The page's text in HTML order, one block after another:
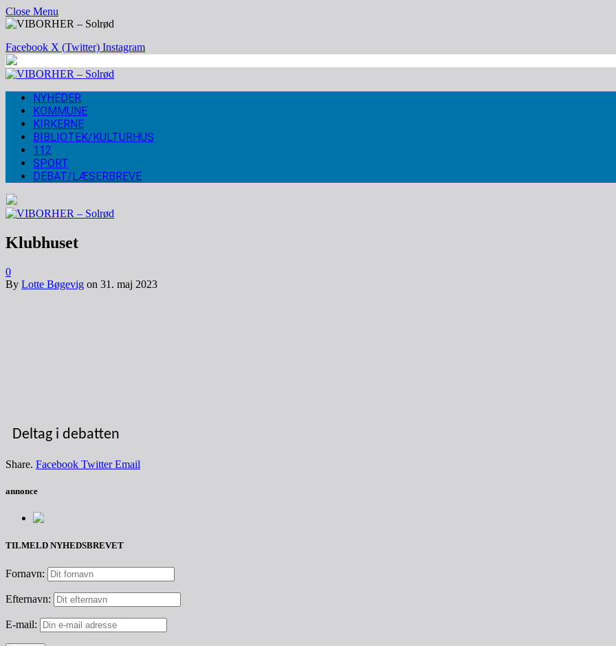
Close Menu
Facebook X (Twitter) Instagram
NYHEDER
KOMMUNE
KIRKERNE
BIBLIOTEK/KULTURHUS
112
SPORT
DEBAT/LÆSERBREVE
Klubhuset
0
By Lotte Bøgevig on 31. maj 2023
Deltag i debatten
Share. Facebook Twitter Email
annonce
TILMELD NYHEDSBREVET
Fornavn:
Efternavn:
E-mail: